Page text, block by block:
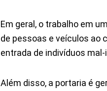
Em geral, o trabalho em
de pessoas e veículos ao
entrada de indivíduos
Além disso, a portaria é